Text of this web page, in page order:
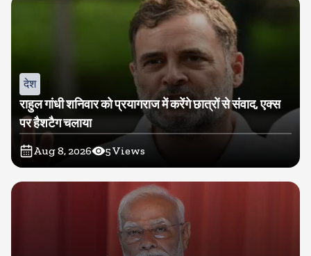
देश
राहुल गांधी शनिवार को प्रयागराज में करेंगे छात्रों से संवाद, एक्स
पर हैशटैग चलाया
Aug 8, 2026 5Views